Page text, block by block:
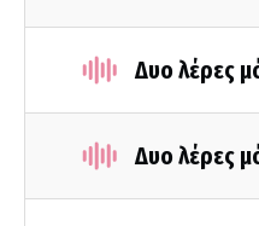
Δυο λέρες
Δυο λέρες